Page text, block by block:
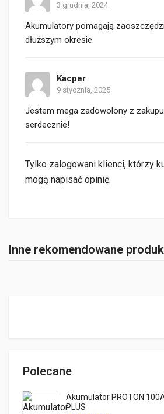
3 grudnia, 2024
Akumulatory pomagają
dłuższym okresie.
Kacper
9 stycznia, 2025
Jestem mega zadowolony z
serdecznie!
Tylko zalogowani klienci, którzy
mogą napisać opinię.
Inne rekomendowane
Polecane
Akumulator PROTON
PLUS